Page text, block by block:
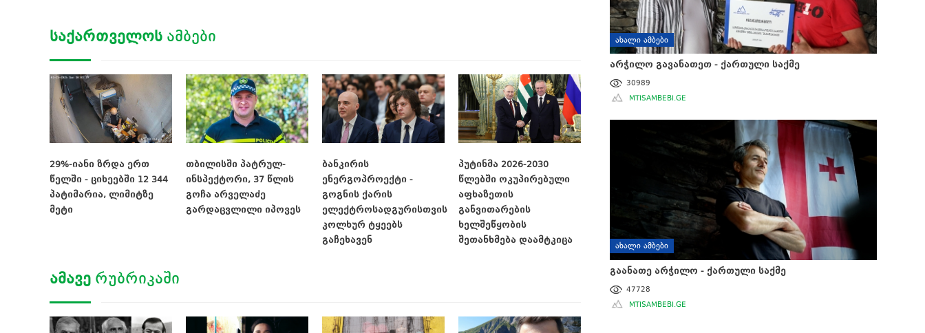
ᲡᲐᲥᲐᲠᲗᲕᲔᲚᲝᲡ ᲐᲛᲑᲔᲑᲘ
29%-იანი ზრდა ერთ
წელში - ციხეებში 12 344
პატიმარია, ლიმიტზე
მეტი
თბილისში პატრულ-
ინსპექტორი, 37 წლის
გოჩა არველაძე
გარდაცვლილი იპოვეს
ბანკირის
ენერგოპროექტი -
გოგნის ქარის
ელექტროსადგურისთვის
კოლხურ ტყეებს
გაჩეხავენ
პუტინმა 2026-2030
წლებში ოკუპირებული
აფხაზეთის
განვითარების
ხელშეწყობის
შეთანხმება დაამტკიცა
ᲐᲛᲐᲕᲔ ᲠᲣᲑᲠᲘᲙᲐᲨᲘ
ᲐᲮᲐᲚᲘ ᲐᲛᲑᲔᲑᲘ
არჭილო გავანათეთ - ქართული საქმე
30989
MTISAMBEBI.GE
ᲐᲮᲐᲚᲘ ᲐᲛᲑᲔᲑᲘ
გაანათე არჭილო - ქართული საქმე
47728
MTISAMBEBI.GE